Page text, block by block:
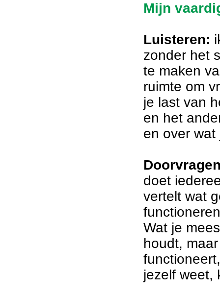
Mijn
Luisteren:
zonder het
te maken
ruimte om
je last van
en het
en over
doet
vertelt wat
Wat je
houdt,
jezelf weet,